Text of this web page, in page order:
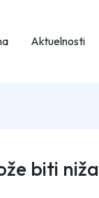
Aktuelnosti
biti